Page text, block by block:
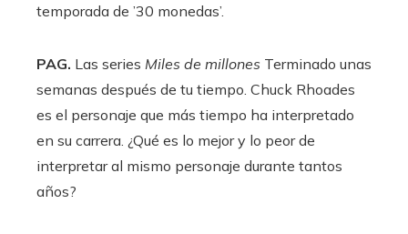
temporada de ’30 monedas’.
PAG. Las series Miles de millones Terminado unas
semanas después de tu tiempo. Chuck Rhoades
es el personaje que más tiempo ha interpretado
en su carrera. ¿Qué es lo mejor y lo peor de
interpretar al mismo personaje durante tantos
años?